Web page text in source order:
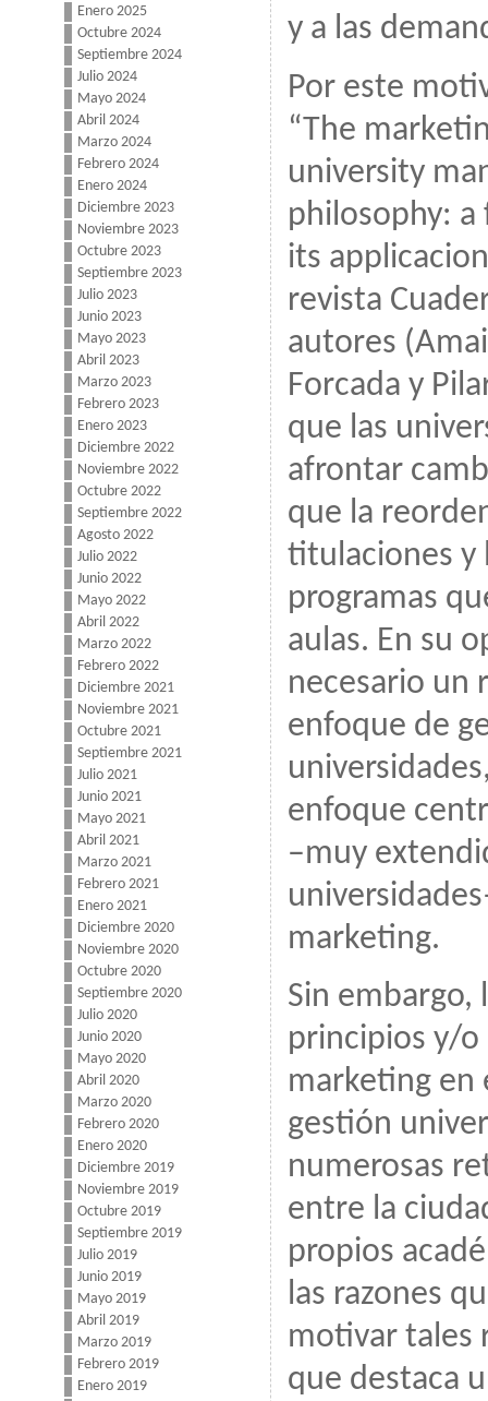
Enero 2025
Octubre 2024
Septiembre 2024
Julio 2024
Mayo 2024
Abril 2024
Marzo 2024
Febrero 2024
Enero 2024
Diciembre 2023
Noviembre 2023
Octubre 2023
Septiembre 2023
Julio 2023
Junio 2023
Mayo 2023
Abril 2023
Marzo 2023
Febrero 2023
Enero 2023
Diciembre 2022
Noviembre 2022
Octubre 2022
Septiembre 2022
Agosto 2022
Julio 2022
Junio 2022
Mayo 2022
Abril 2022
Marzo 2022
Febrero 2022
Diciembre 2021
Noviembre 2021
Octubre 2021
Septiembre 2021
Julio 2021
Junio 2021
Mayo 2021
Abril 2021
Marzo 2021
Febrero 2021
Enero 2021
Diciembre 2020
Noviembre 2020
Octubre 2020
Septiembre 2020
Julio 2020
Junio 2020
Mayo 2020
Abril 2020
Marzo 2020
Febrero 2020
Enero 2020
Diciembre 2019
Noviembre 2019
Octubre 2019
Septiembre 2019
Julio 2019
Junio 2019
Mayo 2019
Abril 2019
Marzo 2019
Febrero 2019
Enero 2019
y a las
Por este
“The
university
philosophy:
its
revista
autores
Forcada y
que las
afrontar
que la
titulaciones y
programas
aulas. En su
necesario un
enfoque de
enfoque
–muy
marketing.
Sin embargo,
principios y/o
marketing en
gestión
numerosas
entre la
propios
las razones
motivar tales
que destaca